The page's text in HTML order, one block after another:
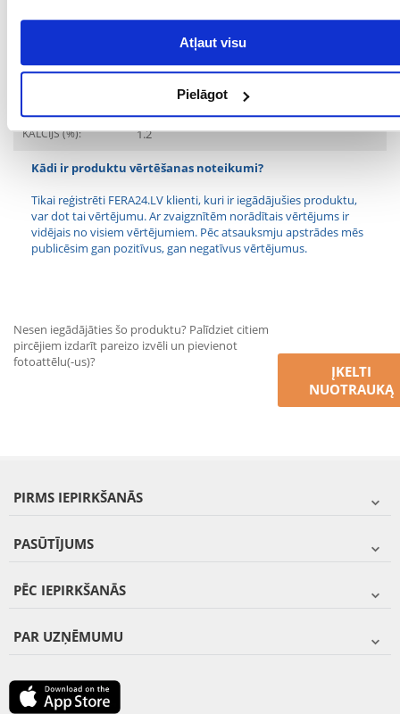
Atļaut visu
Pielāgot
OLBALTUMVIELU
Putnu gaļa
FOSFORS (%): 1.05
KALCIJS (%): 1.2
Kādi ir produktu vērtēšanas noteikumi?
Tikai reģistrēti FERA24.LV klienti, kuri ir iegādājušies produktu,
var dot tai vērtējumu. Ar zvaigznītēm norādītais vērtējums ir
vidējais no visiem vērtējumiem. Pēc atsauksmju apstrādes mēs
publicēsim gan pozitīvus, gan negatīvus vērtējumus.
Nesen iegādājāties šo produktu? Palīdziet citiem
pircējiem izdarīt pareizo izvēli un pievienot
fotoattēlu(-us)?
ĮKELTI
NUOTRAUKĄ
PIRMS IEPIRKŠANĀS
PASŪTĪJUMS
PĒC IEPIRKŠANĀS
PAR UZŅĒMUMU